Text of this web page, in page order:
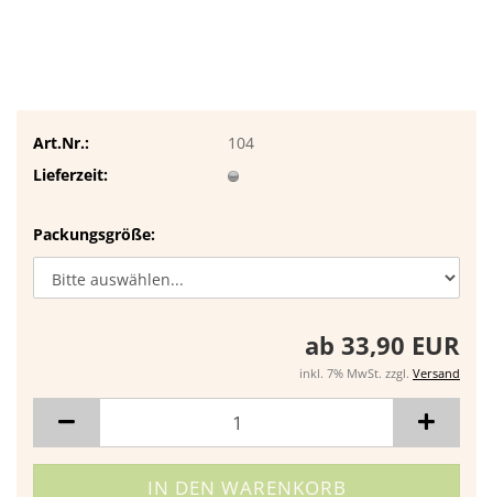
Art.Nr.:
104
Lieferzeit:
Packungsgröße:
ab 33,90 EUR
inkl. 7% MwSt. zzgl. Versand